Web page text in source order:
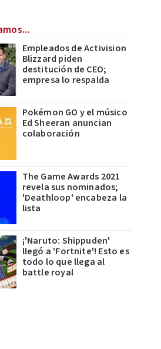
Empleados de Activision
Blizzard piden
destitución de CEO;
empresa lo respalda
Pokémon GO y el músico
Ed Sheeran anuncian
colaboración
The Game Awards 2021
revela sus nominados;
'Deathloop' encabeza la
lista
¡'Naruto: Shippuden'
llegó a 'Fortnite'! Esto es
todo lo que llega al
battle royal